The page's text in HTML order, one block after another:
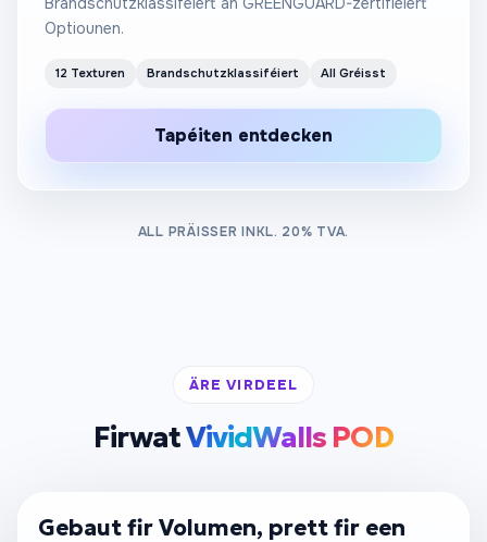
Optiounen.
12 Texturen Brandschutzklassiféiert All Gréisst
Tapéiten entdecken
ALL PRÄISSER INKL. 20% TVA.
ÄRE VIRDEEL
FirwatVividWalls POD
Gebaut fir Volumen, prett fir een